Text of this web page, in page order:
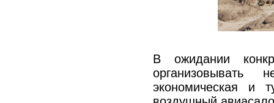
В ожидании
организовывать
экономическая и